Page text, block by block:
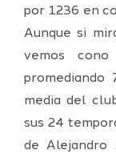
por 1236 en
Aunque si
vemos
promediando
media del
sus 24
de Alejandro